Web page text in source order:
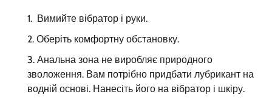
Вимийте вібратор і руки.
Оберіть комфортну обстановку.
Анальна зона не виробляє природного
зволоження. Вам потрібно придбати лубрикант на
водній основі. Нанесіть його на вібратор і шкіру.